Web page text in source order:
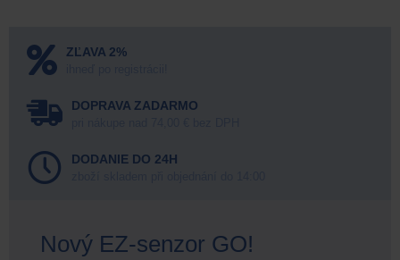
ZĽAVA 2%
DOPRAVA ZADARMO
DODANIE DO 24H
Nový EZ-senzor GO!